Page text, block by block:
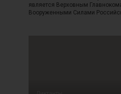
является Верховным
Вооруженными Силами